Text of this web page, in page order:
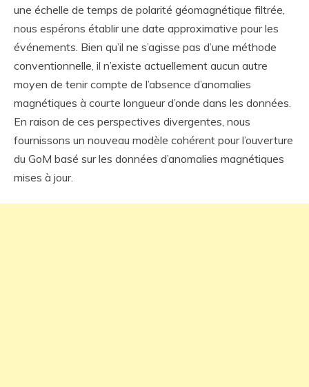
une échelle de temps de polarité géomagnétique filtrée,
nous espérons établir une date approximative pour les
événements. Bien qu’il ne s’agisse pas d’une méthode
conventionnelle, il n’existe actuellement aucun autre
moyen de tenir compte de l’absence d’anomalies
magnétiques à courte longueur d’onde dans les données.
En raison de ces perspectives divergentes, nous
fournissons un nouveau modèle cohérent pour l’ouverture
du GoM basé sur les données d’anomalies magnétiques
mises à jour.